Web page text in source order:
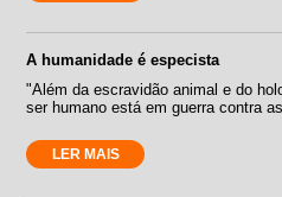
A humanidade é especista
"Além da escravidão animal e do
ser humano está em guerra contra
LER MAIS